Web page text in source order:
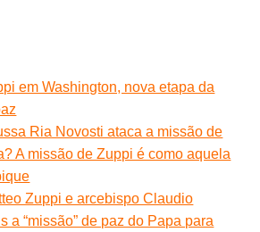
em Washington, nova etapa da
Ria Novosti ataca a missão de
A missão de Zuppi é como aquela
Zuppi e arcebispo Claudio
a “missão” de paz do Papa para